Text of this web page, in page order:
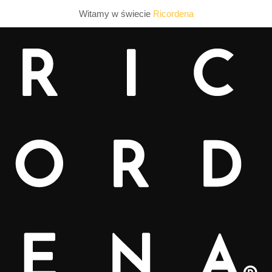
Witamy w świecie Ricordena